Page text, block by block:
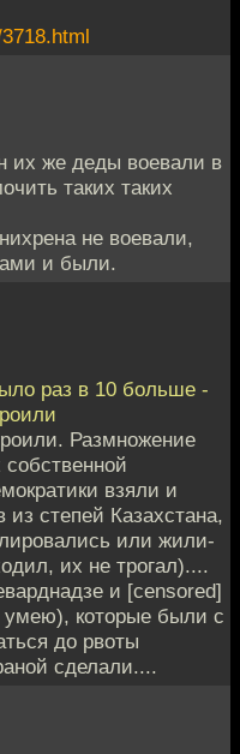
их же деды воевали в
таких таких
не воевали,
и были.
раз в 10 больше -
Размножение
собственной
взяли и
степей Казахстана,
или жили-
их не трогал)....
и [censored]
умею), которые были с
до рвоты
сделали....